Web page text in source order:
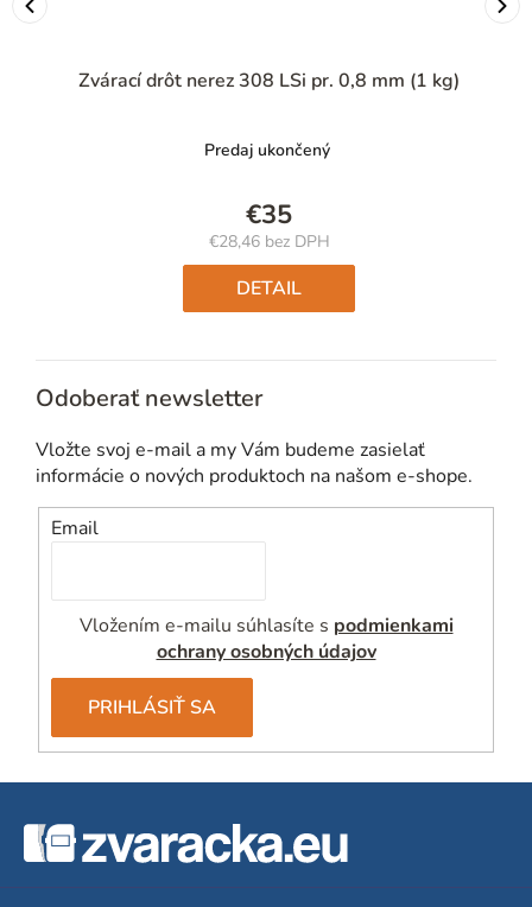
Zvárací drôt nerez 308 LSi pr. 0,8 mm (1 kg)
Predaj ukončený
€35
€28,46 bez DPH
Jednotková
cena:
DETAIL
Odoberať newsletter
Vložte svoj e-mail a my Vám budeme zasielať
informácie o nových produktoch na našom e-shope.
Email
Vložením e-mailu súhlasíte s podmienkami
ochrany osobných údajov
PRIHLÁSIŤ SA